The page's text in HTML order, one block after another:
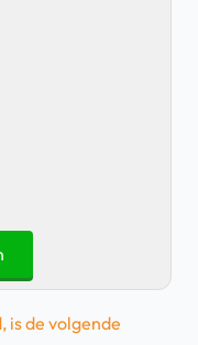
is de volgende